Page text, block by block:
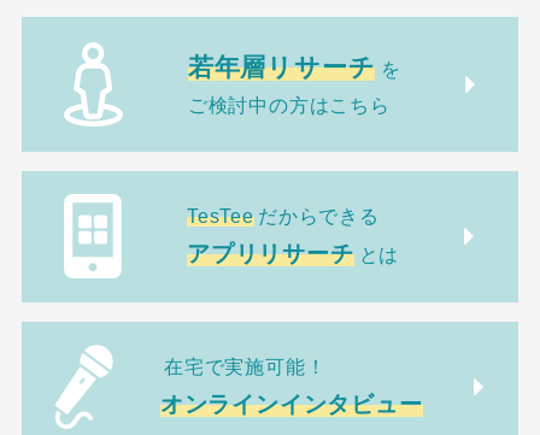
若年層リサーチ を
ご検討中の方はこちら
TesTee だからできる
アプリリサーチ とは
在宅で実施可能！
オンラインインタビュー